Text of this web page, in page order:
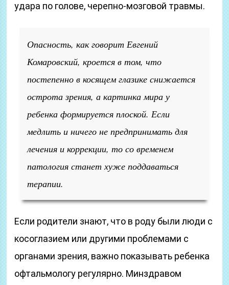
удара по голове, черепно-мозговой травмы.
Опасность, как говорит Евгений
Комаровский, кроется в том, что
постепенно в косящем глазике снижается
острота зрения, а картинка мира у
ребенка формируется плоской. Если
медлить и ничего не предпринимать для
лечения и коррекции, то со временем
патология станет хуже поддаваться
терапии.
Если родители знают, что в роду были люди с
косоглазием или другими проблемами с
органами зрения, важно показывать ребенка
офтальмологу регулярно. Минздравом